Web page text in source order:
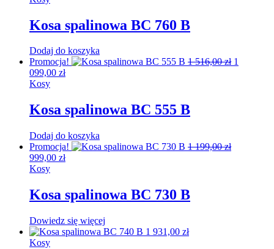
Kosa spalinowa BC 760 B
Dodaj do koszyka
Promocja!
1 516,00zł Pierwotna
1
099,00 złAktualna
1
099,00 zł.
Kosy
Kosa spalinowa BC 555 B
Dodaj do koszyka
Promocja!
1 199,00zł
Pierwotna
cena
1
199,00 zł.
999,00 złAktualna
999,00 zł.
Kosy
Kosa spalinowa BC 730 B
Dowiedz się więcej
1 931,00 zł
Kosy